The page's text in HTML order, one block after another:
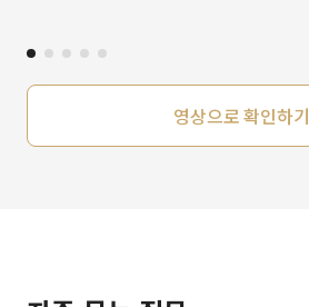
영상으로 확인하기